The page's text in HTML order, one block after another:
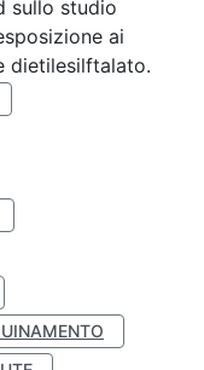
sullo studio
ai
dietilesilftalato.